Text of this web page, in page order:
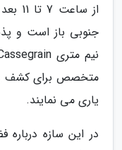
از
جنوبی باز است و
متخصص برای کشف
یاری می نمایند.
در این سازه